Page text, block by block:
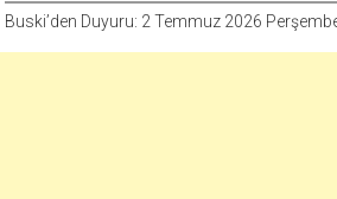
Buski’den Duyuru: 2 Temmuz 2026